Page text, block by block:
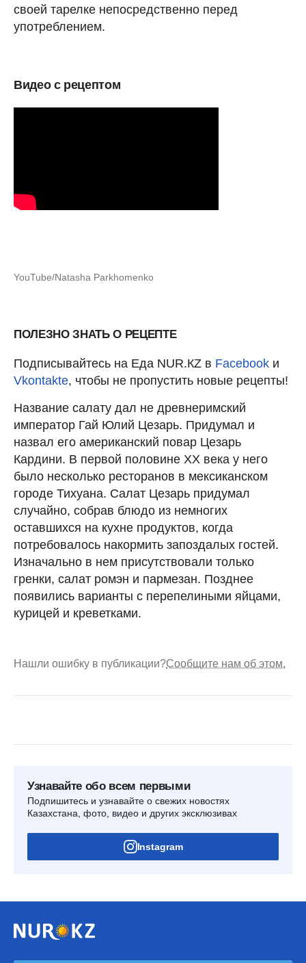
своей тарелке непосредственно перед
употреблением.
Видео с рецептом
YouTube/Natasha Parkhomenko
ПОЛЕЗНО ЗНАТЬ О РЕЦЕПТЕ
Подписывайтесь на Еда NUR.КZ в Facebook и
Vkontakte, чтобы не пропустить новые рецепты!
Название салату дал не древнеримский
император Гай Юлий Цезарь. Придумал и
назвал его американский повар Цезарь
Кардини. В первой половине XX века у него
было несколько ресторанов в мексиканском
городе Тихуана. Салат Цезарь придумал
случайно, собрав блюдо из немногих
оставшихся на кухне продуктов, когда
потребовалось накормить запоздалых гостей.
Изначально в нем присутствовали только
гренки, салат ромэн и пармезан. Позднее
появились варианты с перепелиными яйцами,
курицей и креветками.
Нашли ошибку в публикации?Сообщите нам об этом.
Узнавайте обо всем первыми
Подпишитесь и узнавайте о свежих новостях
Казахстана, фото, видео и других эксклюзивах
Instagram